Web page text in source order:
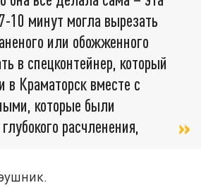
10 минут могла вырезать
или обожженного
в спецконтейнер, который
в Краматорск вместе с
которые были
расчленения,